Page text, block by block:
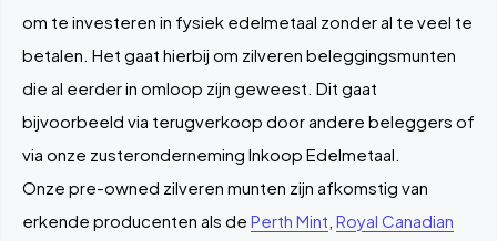
om te investeren in fysiek edelmetaal zonder al te veel te
betalen. Het gaat hierbij om zilveren beleggingsmunten
die al eerder in omloop zijn geweest. Dit gaat
bijvoorbeeld via terugverkoop door andere beleggers of
via onze zusteronderneming Inkoop Edelmetaal.
Onze pre-owned zilveren munten zijn afkomstig van
erkende producenten als de Perth Mint, Royal Canadian